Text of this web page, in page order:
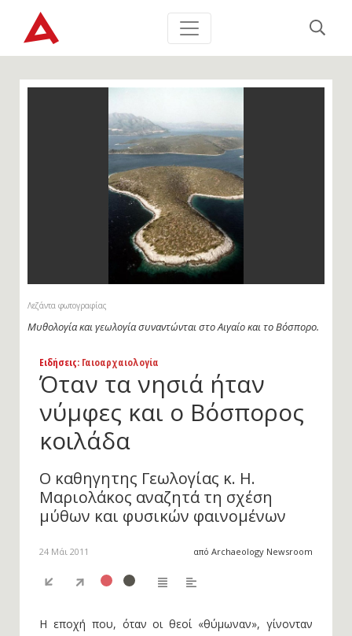
Λεζάντα φωτογραφίας
Μυθολογία και γεωλογία συναντώνται στο Αιγαίο και το Βόσπορο.
Ειδήσεις: Γαιοαρχαιολογία
Όταν τα νησιά ήταν
νύμφες και ο Βόσπορος
κοιλάδα
Ο καθηγητης Γεωλογίας κ. Η.
Μαριολάκος αναζητά τη σχέση
μύθων και φυσικών φαινομένων
24 Μάι 2011 από Archaeology Newsroom
Η εποχή που, όταν οι θεοί «θύμωναν», γίνονταν